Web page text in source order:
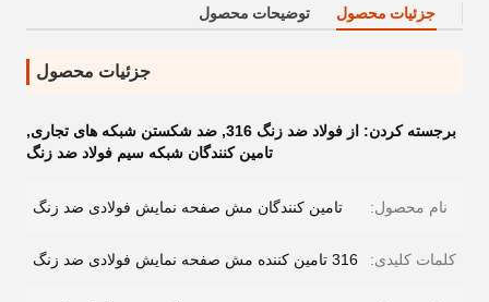
جزئیات محصول توضیحات محصول
جزئیات محصول
برجسته کردن: از فولاد ضد زنگ 316 , ضد شکستن شبکه های تجاری,
تامین کنندگان شبکه سیم فولاد ضد زنگ
نام محصول: تامین کنندگان مش صفحه نمایش فولادی ضد زنگ
کلمات کلیدی: 316 تامین کننده مش صفحه نمایش فولادی ضد زنگ